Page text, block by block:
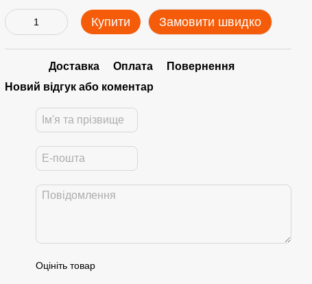
Купити Замовити швидко
Доставка Оплата
Повернення
Новий відгук або коментар
Оцініть товар